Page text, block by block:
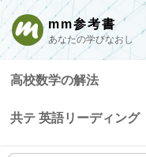
mm参考書
あなたの学びなおし
高校数学の解法
共テ 英語リーディング